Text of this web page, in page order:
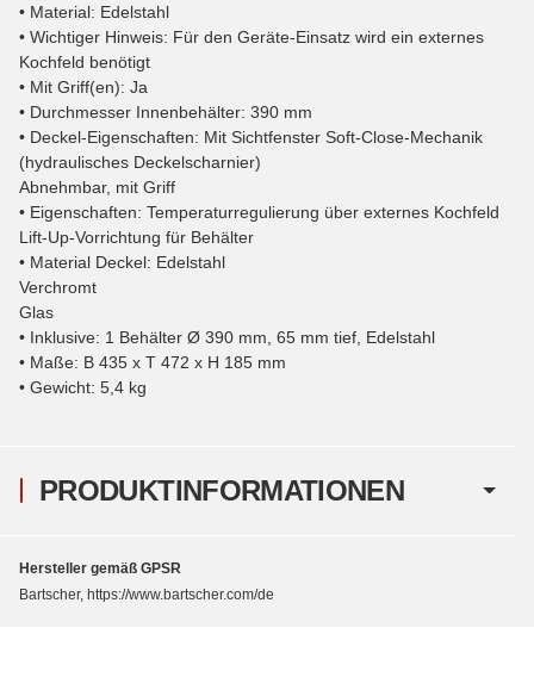
PRODUKTINFORMATIONEN
• Material: Edelstahl
• Wichtiger Hinweis: Für den Geräte-Einsatz wird ein externes
Kochfeld benötigt
• Mit Griff(en): Ja
• Durchmesser Innenbehälter: 390 mm
• Deckel-Eigenschaften: Mit Sichtfenster Soft-Close-Mechanik
(hydraulisches Deckelscharnier)
Abnehmbar, mit Griff
• Eigenschaften: Temperaturregulierung über externes Kochfeld
Lift-Up-Vorrichtung für Behälter
• Material Deckel: Edelstahl
Verchromt
Glas
• Inklusive: 1 Behälter Ø 390 mm, 65 mm tief, Edelstahl
• Maße: B 435 x T 472 x H 185 mm
• Gewicht: 5,4 kg
Hersteller gemäß GPSR
Bartscher, https://www.bartscher.com/de